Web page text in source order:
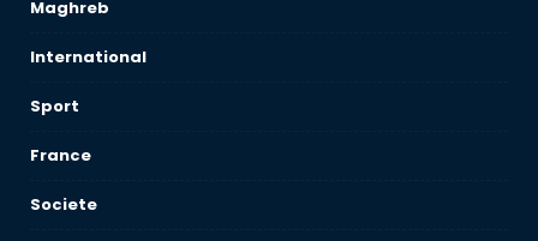
Maghreb
International
Sport
France
Societe